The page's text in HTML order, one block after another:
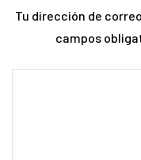
Tu dirección de
campos